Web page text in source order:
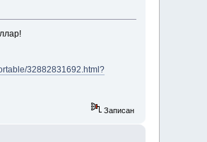
32882831692.html?
Записан